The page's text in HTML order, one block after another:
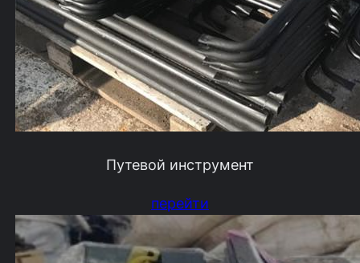
Путевой инструмент
перейти